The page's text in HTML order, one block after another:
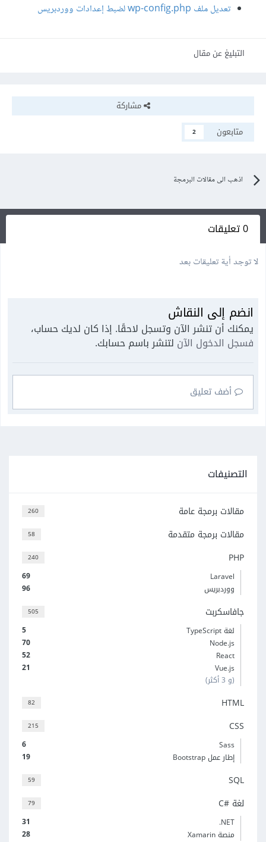
تعديل ملف wp-config.php لضبط إعدادات ووردبريس
التبليغ عن مقال
مشاركة
متابعون
2
اذهب الى مقالات البرمجة
0 تعليقات
لا توجد أية تعليقات بعد
انضم إلى النقاش
يمكنك أن تنشر الآن وتسجل لاحقًا. إذا كان لديك حساب،
فسجل الدخول الآن لتنشر باسم حسابك.
أضف تعليق
التصنيفات
260 مقالات برمجة عامة
58 مقالات برمجة متقدمة
240 PHP
69
Laravel
96
ووردبريس
505 جافاسكربت
5
لغة TypeScript
70
Node.js
52
React
21
Vue.js
(و 3 أكثر)
82 HTML
215 CSS
6
Sass
19
إطار عمل Bootstrap
59 SQL
79 لغة C#‎
31
‎.NET
28
منصة Xamarin